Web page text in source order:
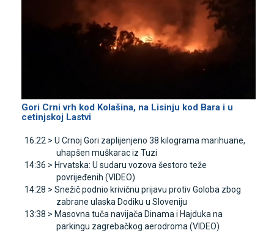
Gori Crni vrh kod Kolašina, na Lisinju kod Bara i u
cetinjskoj Lastvi
16:22 > U Crnoj Gori zaplijenjeno 38 kilograma marihuane,
uhapšen muškarac iz Tuzi
14:36 > Hrvatska: U sudaru vozova šestoro teže
povrijeđenih (VIDEO)
14:28 > Snežič podnio krivičnu prijavu protiv Goloba zbog
zabrane ulaska Dodiku u Sloveniju
13:38 > Masovna tuča navijača Dinama i Hajduka na
parkingu zagrebačkog aerodroma (VIDEO)